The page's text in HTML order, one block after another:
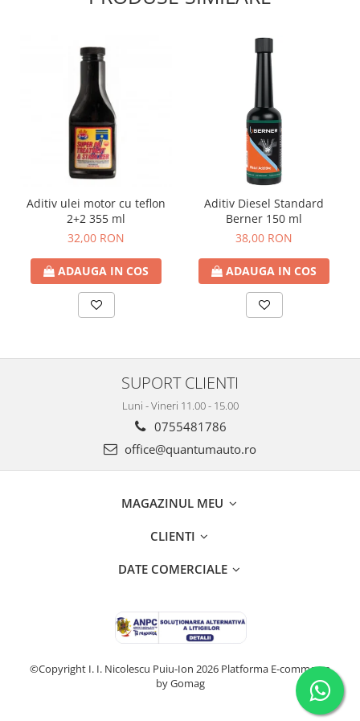
Aditiv ulei motor cu teflon
2+2 355 ml
32,00 RON
ADAUGA IN COS
Aditiv Diesel Standard
Berner 150 ml
38,00 RON
ADAUGA IN COS
SUPORT CLIENTI
Luni - Vineri 11.00 - 15.00
0755481786
office@quantumauto.ro
MAGAZINUL MEU
CLIENTI
DATE COMERCIALE
©Copyright I. I. Nicolescu Puiu-Ion 2026 Platforma E-commerce
by Gomag